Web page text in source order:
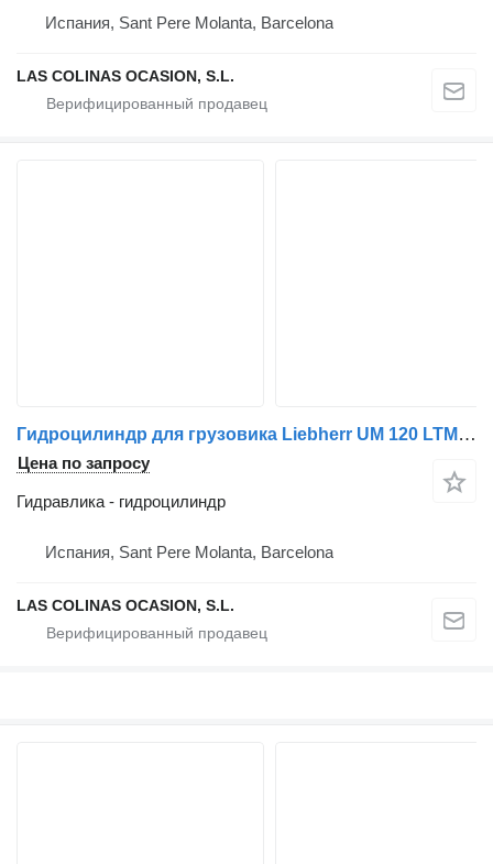
Испания, Sant Pere Molanta, Barcelona
LAS COLINAS OCASION, S.L.
Гидроцилиндр для грузовика Liebherr UM 120 LTM 1030
Цена по запросу
Гидравлика - гидроцилиндр
Испания, Sant Pere Molanta, Barcelona
LAS COLINAS OCASION, S.L.